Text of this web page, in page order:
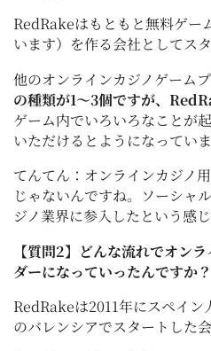
RedRakeはもともと無料ゲー
います）を作る会社としてス
他のオンラインカジノゲーム
の種類が1～3個ですが、
ゲーム内でいろいろなことが
いただけるとようになっていま
てんてん：オンラインカジノ
じゃないんですね。ソーシャ
ジノ業界に参入したという感
【質問2】どんな流れでオン
ダーになっていったんですか？
RedRakeは2011年にスペイン
のバレンシアでスタートした会